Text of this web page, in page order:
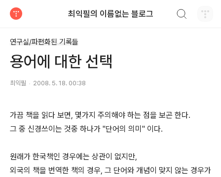
최익필의 이름없는 블로그
연구실/파편화된 기록들
용어에 대한 선택
최익필 2008. 5. 18. 00:38
가끔 책을 읽다 보면, 몇가지 주의해야 하는 점을 보곤 한다.
그 중 신경쓰이는 것중 하나가 "단어의 의미" 이다.
원래가 한국책인 경우에는 상관이 없지만,
외국의 책을 번역한 책의 경우, 그 단어와 개념이 맞지 않는 경우가